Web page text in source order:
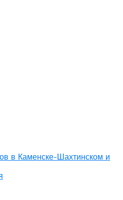
в Каменске-Шахтинском и